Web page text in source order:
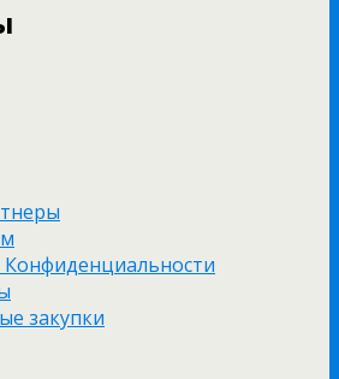
закупки